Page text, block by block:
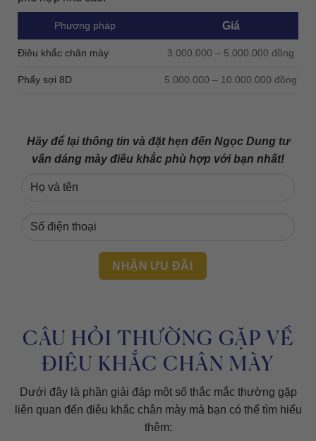
Phương pháp Giá
Điêu khắc chân mày 3.000.000 – 5.000.000 đồng
Phẩy sợi 8D 5.000.000 – 10.000.000 đồng
Hãy để lại thông tin và đặt hẹn đến Ngọc Dung tư
vấn dáng mày điêu khắc phù hợp với bạn nhất!
CÂU HỎI THƯỜNG GẶP VỀ
ĐIÊU KHẮC CHÂN MÀY
Dưới đây là phần giải đáp một số thắc mắc thường gặp
liên quan đến điêu khắc chân mày mà bạn có thể tìm hiểu
thêm: